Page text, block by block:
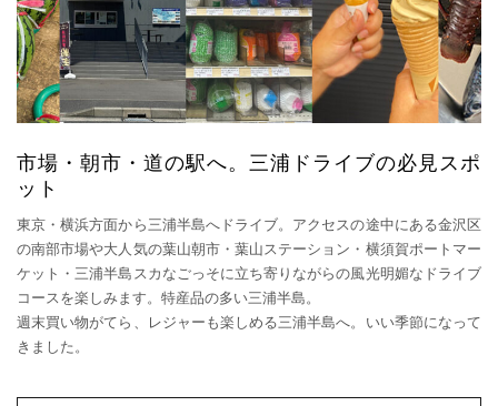
市場・朝市・道の駅へ。三浦ドライブの必見スポ
ット
東京・横浜方面から三浦半島へドライブ。アクセスの途中にある金沢区
の南部市場や大人気の葉山朝市・葉山ステーション・横須賀ポートマー
ケット・三浦半島スカなごっそに立ち寄りながらの風光明媚なドライブ
コースを楽しみます。特産品の多い三浦半島。
週末買い物がてら、レジャーも楽しめる三浦半島へ。いい季節になって
きました。